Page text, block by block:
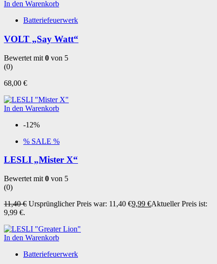
In den Warenkorb
Batteriefeuerwerk
VOLT „Say Watt“
Bewertet mit 0 von 5
(0)
68,00 €
In den Warenkorb
-12%
% SALE %
LESLI „Mister X“
Bewertet mit 0 von 5
(0)
11,40€ Ursprünglicher Preis war: 11,40 €9,99 €Aktueller Preis ist:
9,99 €.
In den Warenkorb
Batteriefeuerwerk